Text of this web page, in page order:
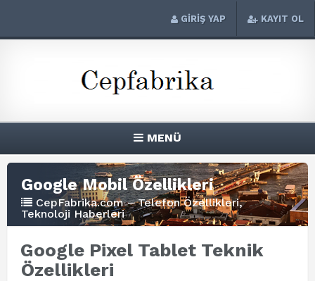
GİRİŞ YAP KAYIT OL
MENÜ
Google Mobil Özellikleri
CepFabrika.com – Telefon Özellikleri,
Teknoloji Haberleri
Google Pixel Tablet Teknik
Özellikleri